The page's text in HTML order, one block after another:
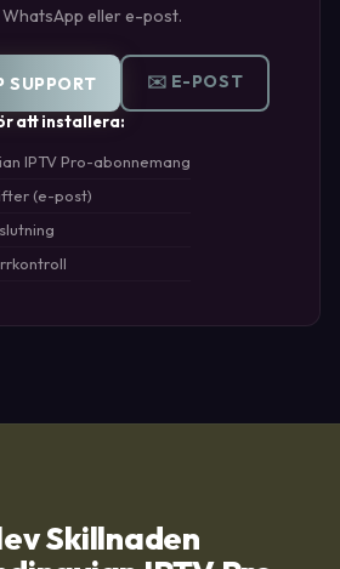
eller e-post.
SUPPORT ✉️ E-POST
att installera:
IPTV Pro-abonnemang
(e-post)
Skillnaden